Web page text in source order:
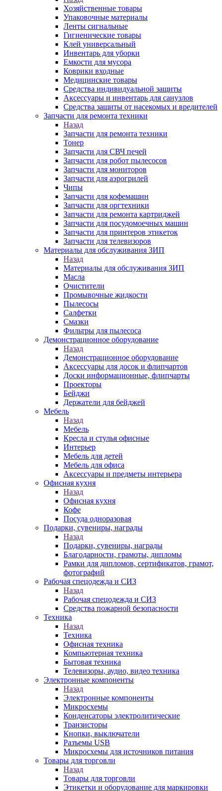
Хозяйственные товары
Упаковочные материалы
Ленты сигнальные
Гигиенические товары
Клей универсальный
Инвентарь для уборки
Емкости для мусора
Коврики входные
Медицинские товары
Средства индивидуальной защиты
Аксессуары и инвентарь для санузлов
Средства защиты от насекомых и вредителей
Запчасти для ремонта техники
Назад
Запчасти для ремонта техники
Тонер
Запчасти для СВЧ печей
Запчасти для робот пылесосов
Запчасти для мониторов
Запчасти для аэрогрилей
Чипы
Запчасти для кофемашин
Запчасти для оргтехники
Запчасти для ремонта картриджей
Запчасти для посудомоечных машин
Запчасти для принтеров этикеток
Запчасти для телевизоров
Материалы для обслуживания ЗИП
Назад
Материалы для обслуживания ЗИП
Масла
Очистители
Промывочные жидкости
Пылесосы
Салфетки
Смазки
Фильтры для пылесоса
Демонстрационное оборудование
Назад
Демонстрационное оборудование
Аксессуары для досок и флипчартов
Доски информационные, флипчарты
Проекторы
Бейджи
Держатели для бейджей
Мебель
Назад
Мебель
Кресла и стулья офисные
Интерьер
Мебель для детей
Мебель для офиса
Аксессуары и предметы интерьера
Офисная кухня
Назад
Офисная кухня
Кофе
Посуда одноразовая
Подарки, сувениры, награды
Назад
Подарки, сувениры, награды
Благодарности, грамоты, дипломы
Рамки для дипломов, сертификатов, грамот,
фотографий
Рабочая спецодежда и СИЗ
Назад
Рабочая спецодежда и СИЗ
Средства пожарной безопасности
Техника
Назад
Техника
Офисная техника
Компьютерная техника
Бытовая техника
Телевизоры, аудио, видео техника
Электронные компоненты
Назад
Электронные компоненты
Микросхемы
Конденсаторы электролитические
Транзисторы
Кнопки, выключатели
Разъемы USB
Микросхемы для источников питания
Товары для торговли
Назад
Товары для торговли
Этикетки и оборудование для маркировки